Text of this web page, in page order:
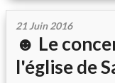
21 Juin 2016
☻ Le
l'église de